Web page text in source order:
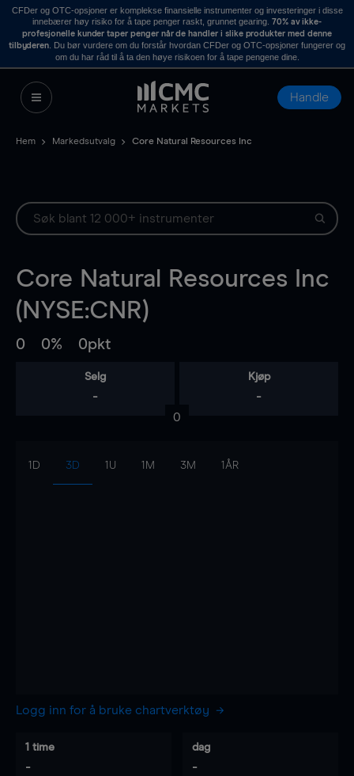
CFDer og OTC-opsjoner er komplekse finansielle instrumenter og investeringer i disse
innebærer høy risiko for å tape penger raskt, grunnet gearing. 70% av ikke-
profesjonelle kunder taper penger når de handler i slike produkter med denne
tilbyderen . Du bør vurdere om du forstår hvordan CFDer og OTC-opsjoner fungerer og
om du har råd til å ta den høye risikoen for å tape pengene dine.
Handle
Hem Markedsutvalg Core Natural Resources Inc
Core Natural Resources Inc
(NYSE:CNR)
0 0% 0pkt
Selg
-
Kjøp
-
0
1D 3D 1U 1M 3M 1ÅR
Logg inn for å bruke chartverktøy
1 time
-
dag
-